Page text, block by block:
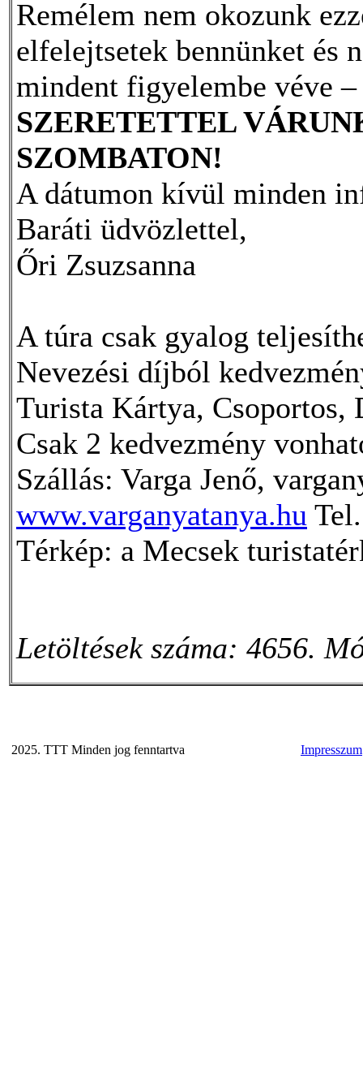
Remélem nem okozunk
elfelejtsetek bennünket és
mindent figyelembe véve
SZERETETTEL
SZOMBATON!
A dátumon kívül minden
Baráti üdvözlettel,
Őri Zsuzsanna
A túra csak gyalog
Nevezési díjból
Turista Kártya,
Csak 2 kedvezmény
Szállás: Varga Jenő,
www.varganyatanya.hu
Térkép: a Mecsek
Letöltések száma: 4656.
2025. TTT Minden jog fenntartva Impresszum